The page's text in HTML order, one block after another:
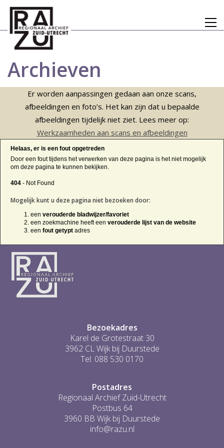
Archieven
Er worden aanpassingen gedaan aan onze scans,
afbeeldingen en foto’s. Het kan zijn dat u bepaalde
afbeeldingen tijdelijk niet ziet. Lees meer op:
Werkzaamheden aan scans en afbeeldingen
Helaas, er is een fout opgetreden
Door een fout tijdens het verwerken van deze pagina is het niet mogelijk
om deze pagina te kunnen bekijken.
404 - Not Found
Mogelijk kunt u deze pagina niet bezoeken door:
een verouderde bladwijzer/favoriet
een zoekmachine heeft een verouderde lijst van de website
een fout getypt adres
Bezoekadres
Karel de Grotestraat 30
3962 CL Wijk bij Duurstede
Tel: 088 530 0170
Postadres
Regionaal Archief Zuid-Utrecht
Postbus 64
3960 BB Wijk bij Duurstede
info@razu.nl